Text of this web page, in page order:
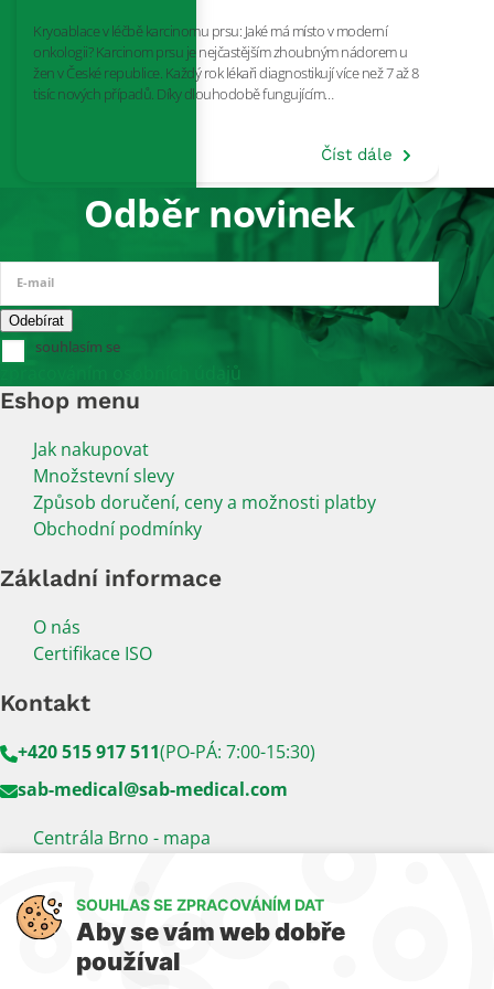
Kryoablace v léčbě karcinomu prsu: Jaké má místo v moderní
onkologii? Karcinom prsu je nejčastějším zhoubným nádorem u
žen v České republice. Každý rok lékaři diagnostikují více než 7 až 8
tisíc nových případů. Díky dlouhodobě fungujícím…
Číst dále
Odběr novinek
E-mail
souhlasím se
zpracováním osobních údajů
Eshop menu
Jak nakupovat
Množstevní slevy
Způsob doručení, ceny a možnosti platby
Obchodní podmínky
Základní informace
O nás
Certifikace ISO
Kontakt
+420 515 917 511(PO-PÁ: 7:00-15:30)
sab-medical@sab-medical.com
Centrála Brno - mapa
Sledujte nás
LinkedIn Facebook
SOUHLAS SE ZPRACOVÁNÍM DAT
Aby se vám web dobře
používal